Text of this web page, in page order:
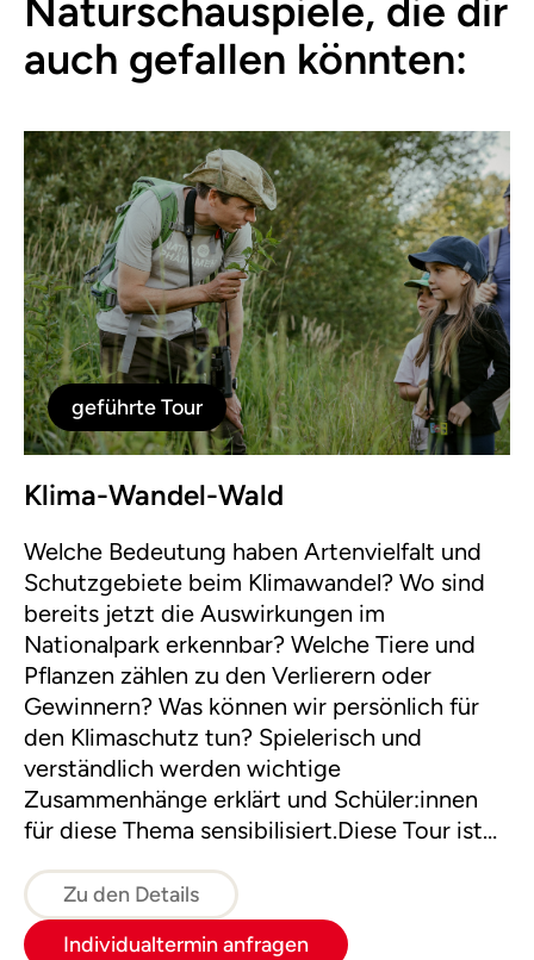
Naturschauspiele, die dir
auch gefallen könnten:
geführte Tour
Klima-Wandel-Wald
Welche Bedeutung haben Artenvielfalt und
Schutzgebiete beim Klimawandel? Wo sind
bereits jetzt die Auswirkungen im
Nationalpark erkennbar? Welche Tiere und
Pflanzen zählen zu den Verlierern oder
Gewinnern? Was können wir persönlich für
den Klimaschutz tun? Spielerisch und
verständlich werden wichtige
Zusammenhänge erklärt und Schüler:innen
für diese Thema sensibilisiert.Diese Tour ist
Reichraming/Großraming oder Molln
buchbar.
Zu den Details
Individualtermin anfragen